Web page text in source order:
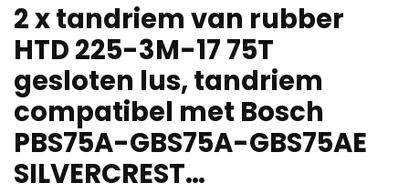
2 x tandriem van rubber
HTD 225-3M-17 75T
gesloten lus, tandriem
compatibel met Bosch
PBS75A-GBS75A-GBS75AE
SILVERCREST…